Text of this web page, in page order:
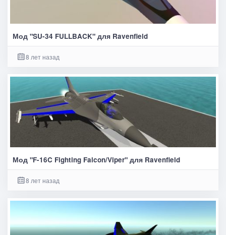
Мод "SU-34 FULLBACK" для Ravenfield
8 лет назад
Мод "F-16C Fighting Falcon/Viper" для Ravenfield
8 лет назад